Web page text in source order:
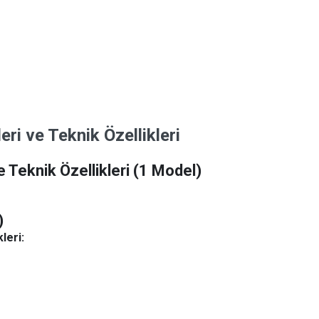
ve Teknik Özellikleri
Teknik Özellikleri (1 Model)